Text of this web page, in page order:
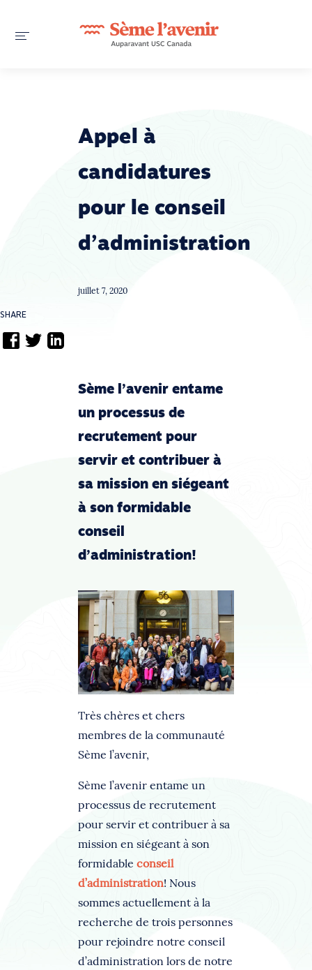
Appel à
candidatures
pour le conseil
d’administration
juillet 7, 2020
SHARE
Sème l’avenir entame
un processus de
recrutement pour
servir et contribuer à
sa mission en siégeant
à son formidable
conseil
d’administration!
Très chères et chers
membres de la communauté
Sème l’avenir,
Sème l’avenir entame un
processus de recrutement
pour servir et contribuer à sa
mission en siégeant à son
formidable conseil
d’administration! Nous
sommes actuellement à la
recherche de trois personnes
pour rejoindre notre conseil
d’administration lors de notre